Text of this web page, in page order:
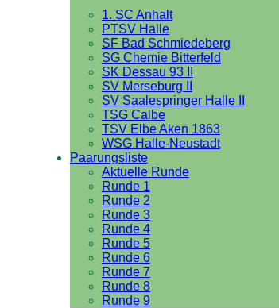
1. SC Anhalt
PTSV Halle
SF Bad Schmiedeberg
SG Chemie Bitterfeld
SK Dessau 93 II
SV Merseburg II
SV Saalespringer Halle II
TSG Calbe
TSV Elbe Aken 1863
WSG Halle-Neustadt
Paarungsliste
Aktuelle Runde
Runde 1
Runde 2
Runde 3
Runde 4
Runde 5
Runde 6
Runde 7
Runde 8
Runde 9